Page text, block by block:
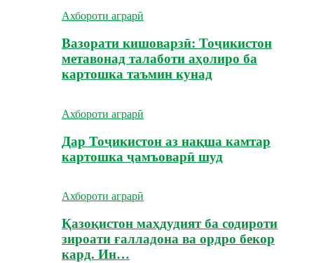
Ахбороти аграрӣ
Вазорати кишоварзӣ: Тоҷикистон
метавонад талаботи аҳолиро ба
картошка таъмин кунад
Ахбороти аграрӣ
Дар Тоҷикистон аз нақша камтар
картошка ҷамъоварӣ шуд
Ахбороти аграрӣ
Қазоқистон маҳдудият ба содироти
зироати ғалладона ва ордро бекор
кард. Ин…